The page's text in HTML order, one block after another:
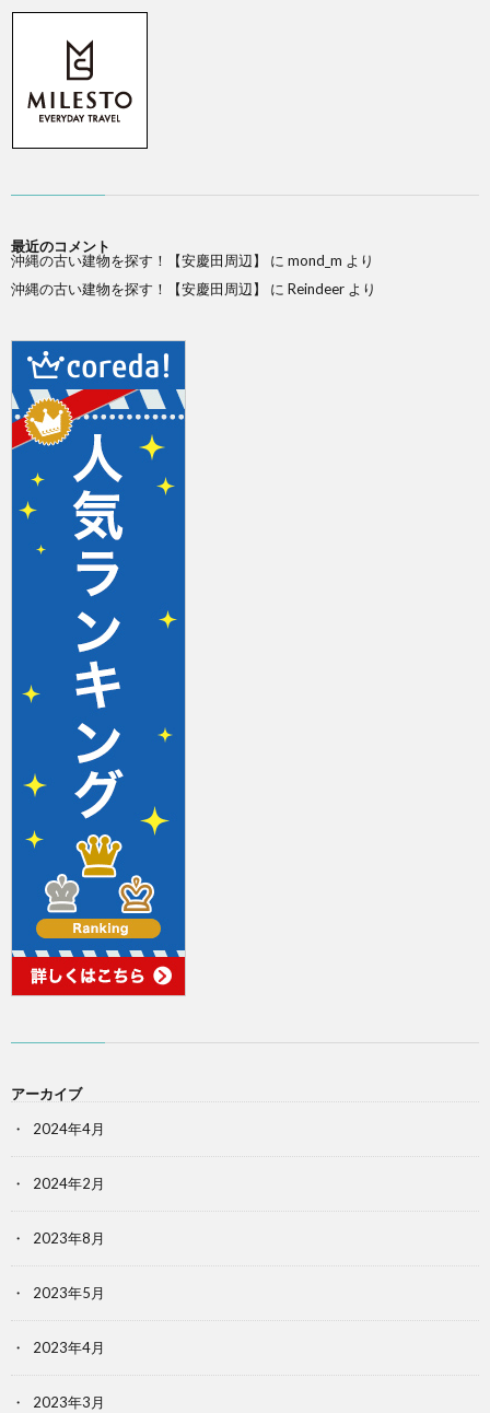
最近のコメント
沖縄の古い建物を探す！【安慶田周辺】
に mond_m より
沖縄の古い建物を探す！【安慶田周辺】
に Reindeer より
アーカイブ
2024年4月
2024年2月
2023年8月
2023年5月
2023年4月
2023年3月